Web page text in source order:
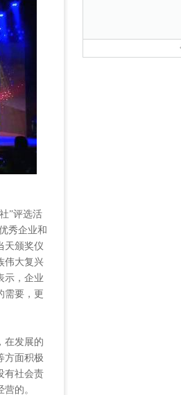
”评选活
秀企业和
天颁奖仪
伟大复兴
示，企业
需要，更
在发展的
方面积极
有社会责
的。